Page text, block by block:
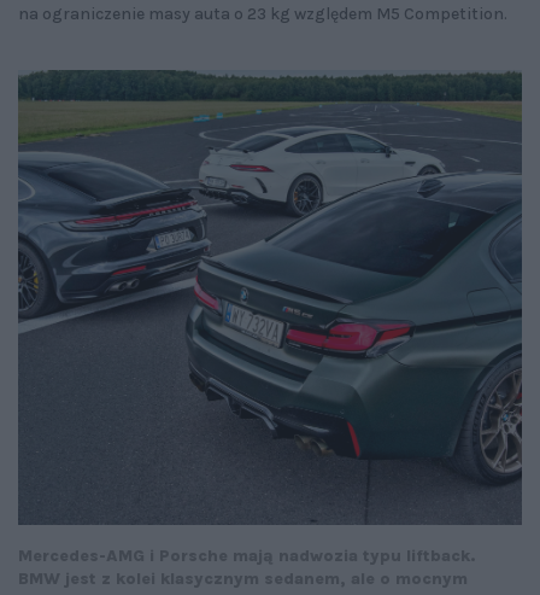
na ograniczenie masy auta o 23 kg względem M5 Competition.